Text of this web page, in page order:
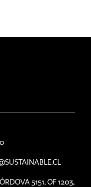
5151, OF 1203,